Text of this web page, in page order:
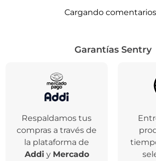
Cargando
Garantías Sentry
Respaldamos tus
compras a través de
la plataforma de
Addi y Mercado